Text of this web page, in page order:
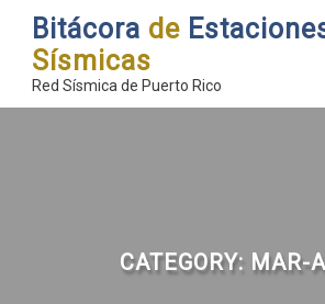
Bitácora de
Sísmicas
Red Sísmica de Puerto Rico
CATEGORY: MAR-